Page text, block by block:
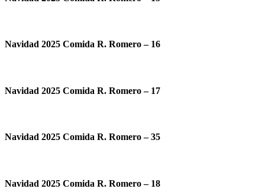
Navidad 2025 Comida R. Romero – 16
Navidad 2025 Comida R. Romero – 17
Navidad 2025 Comida R. Romero – 35
Navidad 2025 Comida R. Romero – 18